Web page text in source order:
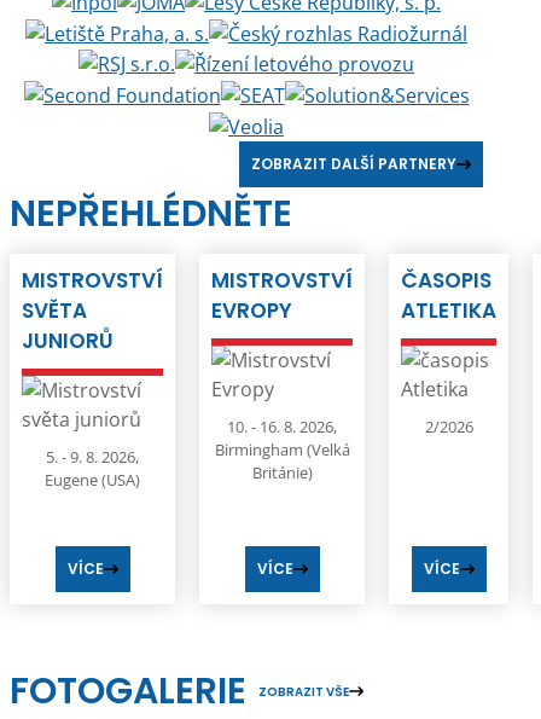
ZOBRAZIT DALŠÍ PARTNERY
NEPŘEHLÉDNĚTE
MISTROVSTVÍ
SVĚTA
JUNIORŮ
5. - 9. 8. 2026,
Eugene (USA)
VÍCE
MISTROVSTVÍ
EVROPY
10. - 16. 8. 2026,
Birmingham (Velká
Británie)
VÍCE
ČASOPIS
ATLETIKA
2/2026
VÍCE
FOTOGALERIE ZOBRAZIT VŠE